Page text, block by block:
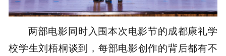
两部电影同时入围本次电影节的成都康礼学
校学生刘梧桐谈到，每部电影创作的背后都有不